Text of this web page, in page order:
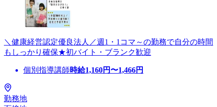
＼健康経営認定優良法人／週1・1コマ～の勤務で自分の時間
もしっかり確保★初バイト・ブランク歓迎
個別指導講師時給1,160円〜1,466円
勤務地